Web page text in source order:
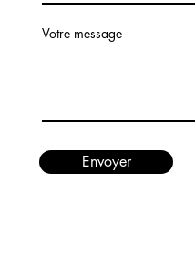
Votre message
Envoyer